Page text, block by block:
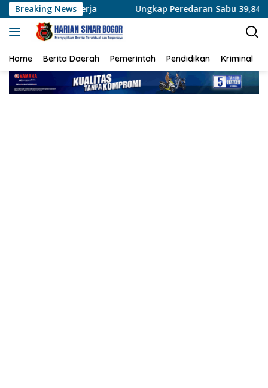
Langsung
ke
konten
Breaking NewsUngkap Peredaran Sabu 39,84 Gram,
Home Berita Daerah Pemerintah Pendidikan Kriminal